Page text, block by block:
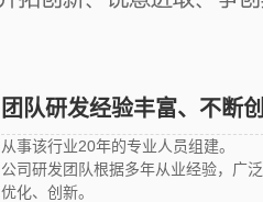
团队研发经验丰富、不断
从事该行业20年的专业人员组建。
公司研发团队根据多年从业经验，广
优化、创新。